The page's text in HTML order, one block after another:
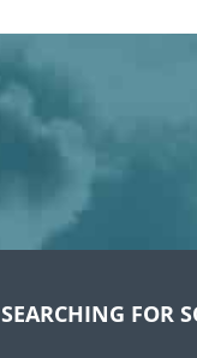
SEARCHING FOR